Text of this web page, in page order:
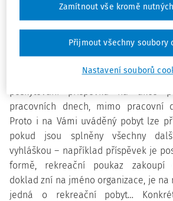
* § 8 vyhlášky č. 114/2002 Sb., o
sociálních potřeb
Vyhláška o FKSP ani žádná jiná
poskytování příspěvku na akce
pracovních dnech, mimo pracovní
Proto i na Vámi uváděný pobyt lze
pokud jsou splněny všechny
vyhláškou – například příspěvek je
formě, rekreační poukaz zakoupí
doklad zní na jméno organizace, je na
jedná o rekreační pobyt…
Nastavení souborů
Zamítnout vše kromě
Přijmout všechny soubory